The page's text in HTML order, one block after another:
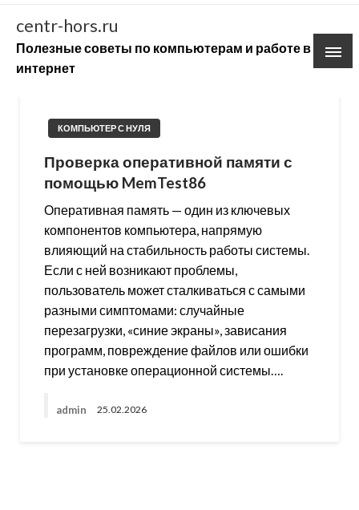
Skip
content
centr-hors.ru
Полезные советы по компьютерам и работе в
интернет
КОМПЬЮТЕР С НУЛЯ
Проверка оперативной памяти с
помощью MemTest86
Оперативная память — один из ключевых
компонентов компьютера, напрямую
влияющий на стабильность работы системы.
Если с ней возникают проблемы,
пользователь может сталкиваться с самыми
разными симптомами: случайные
перезагрузки, «синие экраны», зависания
программ, повреждение файлов или ошибки
при установке операционной системы….
admin 25.02.2026